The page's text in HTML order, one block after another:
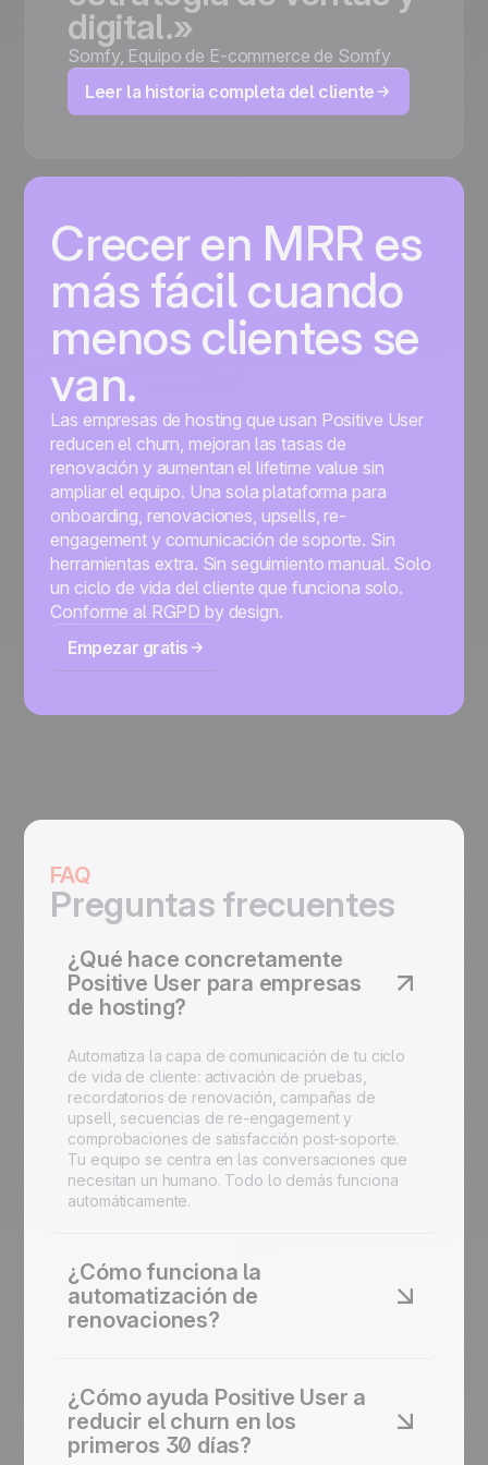
digital.»
Somfy, Equipo de E-commerce de Somfy
Leer la historia completa del cliente
Crecer en MRR es
más fácil cuando
menos clientes se
van.
Las empresas de hosting que usan Positive User
reducen el churn, mejoran las tasas de
renovación y aumentan el lifetime value sin
ampliar el equipo. Una sola plataforma para
onboarding, renovaciones, upsells, re-
engagement y comunicación de soporte. Sin
herramientas extra. Sin seguimiento manual. Solo
un ciclo de vida del cliente que funciona solo.
Conforme al RGPD by design.
Empezar gratis
FAQ
Preguntas frecuentes
¿Qué hace concretamente
Positive User para empresas
de hosting?
Automatiza la capa de comunicación de tu ciclo
de vida de cliente: activación de pruebas,
recordatorios de renovación, campañas de
upsell, secuencias de re-engagement y
comprobaciones de satisfacción post-soporte.
Tu equipo se centra en las conversaciones que
necesitan un humano. Todo lo demás funciona
automáticamente.
¿Cómo funciona la
automatización de
renovaciones?
identifica a los clientes próximos a su fecha de
renovación y envía una secuencia temporizada
de recordatorios por email y SMS. Si un plan
expira sin renovación, tu equipo comercial recibe
¿Cómo ayuda Positive User a
reducir el churn en los
primeros 30 días?